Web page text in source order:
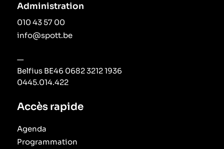
Accès rapide
Agenda
Programmation
Administration
010 43 57 00
info@spott.be
—
Belfius BE46 0682 3212 1936
0445.014.422